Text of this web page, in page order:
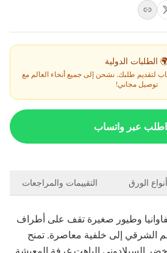
الطلبات الدولية
لتقديم طلبك. نشحن إلى جميع أنحاء العالم مع
توصيل مجاني!
اطلب عبر واتساب
أنواع الورق التقييمات والمراجعات
وطيور صغيرة تقف على أطراف
الشرقي إلى خلفية معاصرة. تمنح
السيلادوني الباهت غرفة المعيشة